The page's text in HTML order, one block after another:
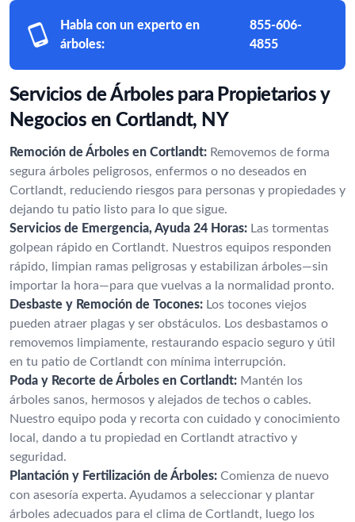
Habla con un experto en
árboles:
855-606-
4855
Servicios de Árboles para Propietarios y
Negocios en Cortlandt, NY
Remoción de Árboles en Cortlandt: Removemos de forma
segura árboles peligrosos, enfermos o no deseados en
Cortlandt, reduciendo riesgos para personas y propiedades y
dejando tu patio listo para lo que sigue.
Servicios de Emergencia, Ayuda 24 Horas: Las tormentas
golpean rápido en Cortlandt. Nuestros equipos responden
rápido, limpian ramas peligrosas y estabilizan árboles—sin
importar la hora—para que vuelvas a la normalidad pronto.
Desbaste y Remoción de Tocones: Los tocones viejos
pueden atraer plagas y ser obstáculos. Los desbastamos o
removemos limpiamente, restaurando espacio seguro y útil
en tu patio de Cortlandt con mínima interrupción.
Poda y Recorte de Árboles en Cortlandt: Mantén los
árboles sanos, hermosos y alejados de techos o cables.
Nuestro equipo poda y recorta con cuidado y conocimiento
local, dando a tu propiedad en Cortlandt atractivo y
seguridad.
Plantación y Fertilización de Árboles: Comienza de nuevo
con asesoría experta. Ayudamos a seleccionar y plantar
árboles adecuados para el clima de Cortlandt, luego los